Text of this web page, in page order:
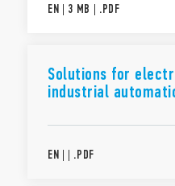
EN | 3 MB | .PDF
Solutions for
industrial
EN | | .PDF